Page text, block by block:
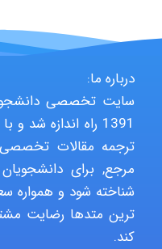
درباره ما:
سایت تخصصی
1391 راه اندازه
ترجمه مقالات
مرجع, برای
شناخته شود و همواره
ترین متدها رضایت
کند.